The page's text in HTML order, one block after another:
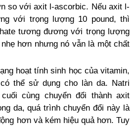
so với axit l-ascorbic. Nếu axit l-
với trọng lượng 10 pound, thì
tương đương với trọng lượng
hơn nhưng nó vẫn là một chất
hoạt tính sinh học của vitamin,
thể sử dụng cho làn da. Natri
cùng chuyển đổi thành axit
da, quá trình chuyển đổi này là
hơn và kém hiệu quả hơn. Tuy